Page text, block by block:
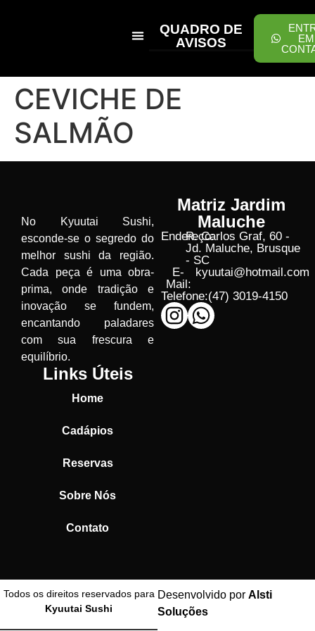
QUADRO DE
AVISOS
EM
CEVICHE DE
SALMÃO
No Kyuutai Sushi,
esconde-se o segredo do
melhor sushi da região.
Cada peça é uma obra-
prima, onde tradição e
inovação se fundem,
encantando paladares
com sua frescura e
equilíbrio.
Links Úteis
Home
Cadápios
Reservas
Sobre Nós
Contato
Matriz Jardim
Maluche
Endereço:
R. Carlos Graf, 60 -
Jd. Maluche, Brusque
- SC
E-
Mail:
kyuutai@hotmail.com
Telefone:(47) 3019-4150
Todos os direitos reservados para
Kyuutai Sushi
Desenvolvido por Alsti
Soluções